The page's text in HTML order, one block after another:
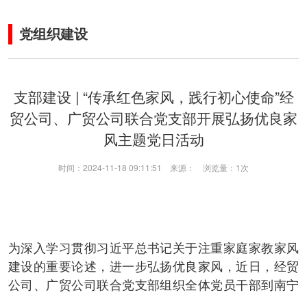
党组织建设
支部建设 | “传承红色家风，践行初心使命”经
贸公司、广贸公司联合党支部开展弘扬优良家
风主题党日活动
时间：2024-11-18 09:11:51 来源： 浏览量： 1次
为深入学习贯彻习近平总书记关于注重家庭家教家风
建设的重要论述，进一步弘扬优良家风，近日，经贸
公司、广贸公司联合党支部组织全体党员干部到南宁